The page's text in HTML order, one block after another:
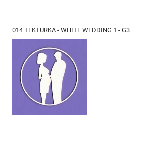
014 TEKTURKA - WHITE WEDDING 1 - G3